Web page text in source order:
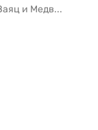
и Медв...